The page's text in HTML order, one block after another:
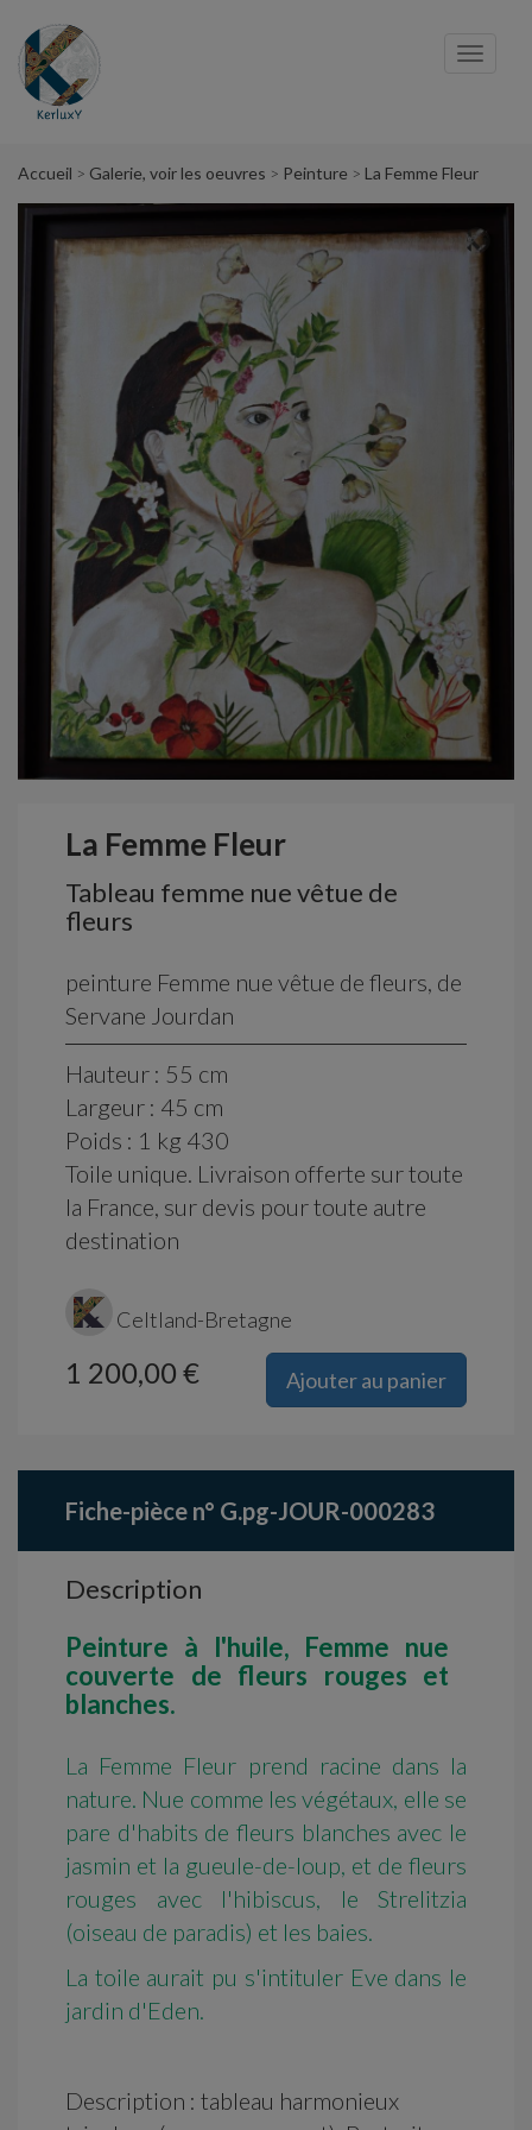
Accueil Galerie, voir les oeuvres Peinture La Femme Fleur
La Femme Fleur
Tableau femme nue vêtue de
fleurs
peinture Femme nue vêtue de fleurs, de
Servane Jourdan
Hauteur : 55 cm
Largeur : 45 cm
Poids : 1 kg 430
Toile unique. Livraison offerte sur toute
la France, sur devis pour toute autre
destination
Celtland-Bretagne
Ajouter au panier
1 200,00 €
Fiche-pièce n° G.pg-JOUR-000283
Description
Peinture à l'huile, Femme nue
couverte de fleurs rouges et
blanches.
La Femme Fleur prend racine dans la
nature. Nue comme les végétaux, elle se
pare d'habits de fleurs blanches avec le
jasmin et la gueule-de-loup, et de fleurs
rouges avec l'hibiscus, le Strelitzia
(oiseau de paradis) et les baies.
La toile aurait pu s'intituler Eve dans le
jardin d'Eden.
Description : tableau harmonieux